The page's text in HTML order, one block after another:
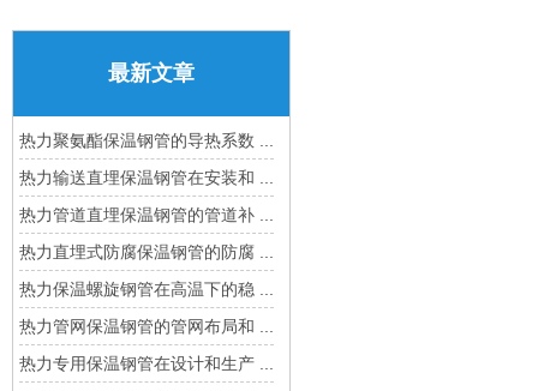
最新文章
热力聚氨酯保温钢管的导热系数 ...
热力输送直埋保温钢管在安装和 ...
热力管道直埋保温钢管的管道补 ...
热力直埋式防腐保温钢管的防腐 ...
热力保温螺旋钢管在高温下的稳 ...
热力管网保温钢管的管网布局和 ...
热力专用保温钢管在设计和生产 ...